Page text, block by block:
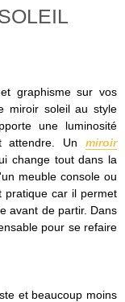
graphisme sur vos
miroir soleil au style
une luminosité
attendre. Un miroir
change tout dans la
meuble console ou
pratique car il permet
avant de partir. Dans
pour se refaire
et beaucoup moins